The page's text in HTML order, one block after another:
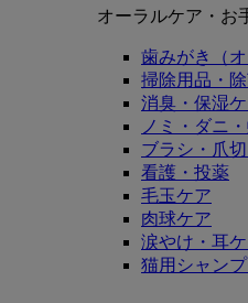
オーラルケア・お
歯みがき（オ
掃除用品・
消臭・保湿
ノミ・ダニ
ブラシ・爪切
看護・投薬
毛玉ケア
肉球ケア
涙やけ・耳
猫用シャン